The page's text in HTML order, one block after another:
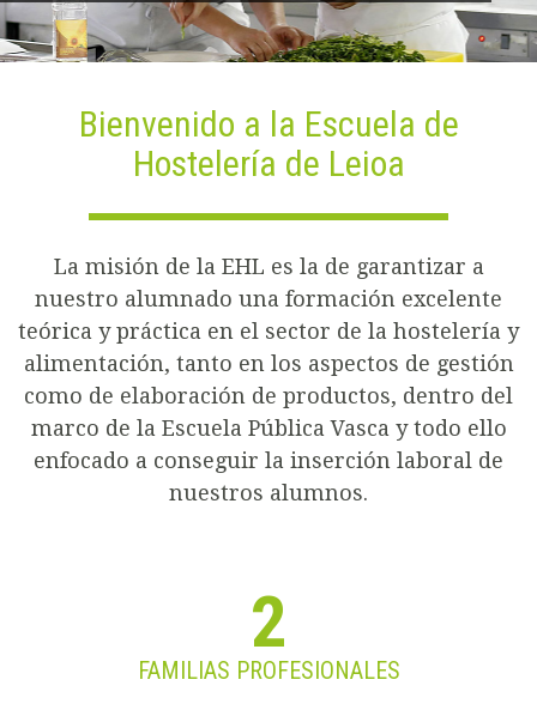
Bienvenido a la Escuela de
Hostelería de Leioa
La misión de la EHL es la de garantizar a
nuestro alumnado una formación excelente
teórica y práctica en el sector de la hostelería y
alimentación, tanto en los aspectos de gestión
como de elaboración de productos, dentro del
marco de la Escuela Pública Vasca y todo ello
enfocado a conseguir la inserción laboral de
nuestros alumnos.
2
FAMILIAS PROFESIONALES